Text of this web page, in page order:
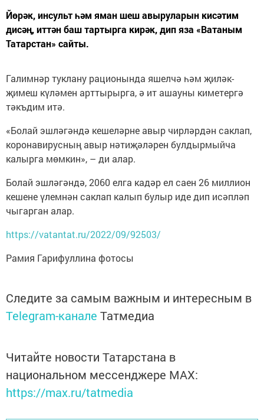
Йөрәк, инсульт һәм яман шеш авыруларын кисәтим
дисәң, иттән баш тартырга кирәк, дип яза «Ватаным
Татарстан» сайты.
Галимнәр туклану рационында яшелчә һәм җиләк-
җимеш күләмен арттырырга, ә ит ашауны киметергә
тәкъдим итә.
«Болай эшләгәндә кешеләрне авыр чирләрдән саклап,
коронавирусның авыр нәтиҗәләрен булдырмыйча
калырга мөмкин», – ди алар.
Болай эшләгәндә, 2060 елга кадәр ел саен 26 миллион
кешене үлемнән саклап калып булыр иде дип исәпләп
чыгарган алар.
https://vatantat.ru/2022/09/92503/
Рамия Гарифуллина фотосы
Следите за самым важным и интересным в
Telegram-канале Татмедиа
Читайте новости Татарстана в
национальном мессенджере MАХ:
https://max.ru/tatmedia